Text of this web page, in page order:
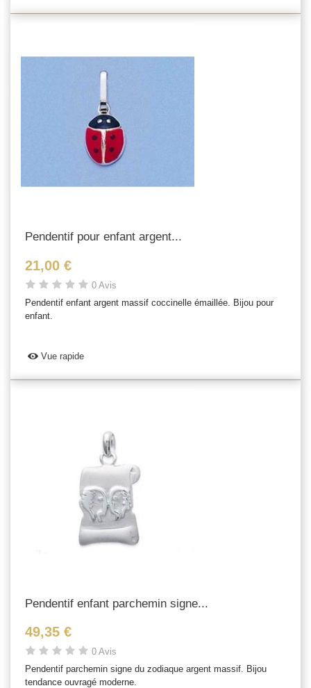
Pendentif pour enfant argent...
21,00 €
0 Avis
Pendentif enfant argent massif coccinelle émaillée. Bijou pour
enfant.
Vue rapide
Pendentif enfant parchemin signe...
49,35 €
0 Avis
Pendentif parchemin signe du zodiaque argent massif. Bijou
tendance ouvragé moderne.